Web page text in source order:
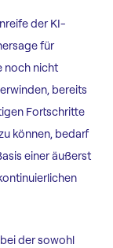
der KI-
für
noch nicht
bereits
Fortschritte
können, bedarf
einer äußerst
der sowohl